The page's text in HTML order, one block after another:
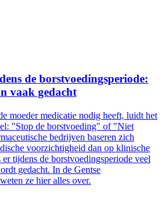
de borstvoedingsperiode:
vaak gedacht
moeder medicatie nodig heeft, luidt het
"Stop de borstvoeding" of "Niet
bedrijven baseren zich
voorzichtigheid dan op klinische
tijdens de borstvoedingsperiode veel
gedacht. In de Gentse
ze hier alles over.